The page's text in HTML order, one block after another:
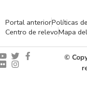
Portal anteriorPolíticas
Centro de relevoMapa
©